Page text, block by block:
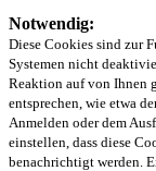
Notwendig:
Diese Cookies sind zur
Systemen nicht
Reaktion auf von Ihnen
entsprechen, wie etwa
Anmelden oder dem
einstellen, dass diese
benachrichtigt werden.